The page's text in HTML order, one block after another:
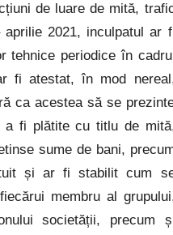
de luare de mită,
2021, inculpatul ar
tehnice periodice în
fi atestat, în mod
ca acestea să se
a fi plătite cu titlu de
sume de bani,
și ar fi stabilit cum
membru al
societății, precum